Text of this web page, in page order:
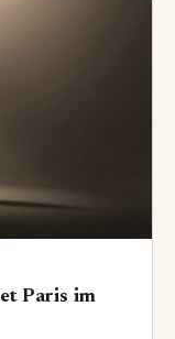
Paris im